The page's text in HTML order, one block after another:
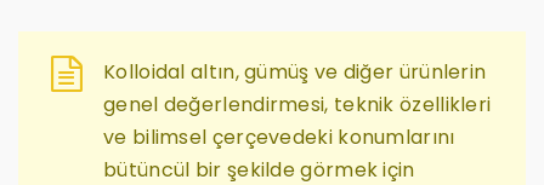
Kolloidal altın, gümüş ve diğer ürünlerin
genel değerlendirmesi, teknik özellikleri
ve bilimsel çerçevedeki konumlarını
bütüncül bir şekilde görmek için